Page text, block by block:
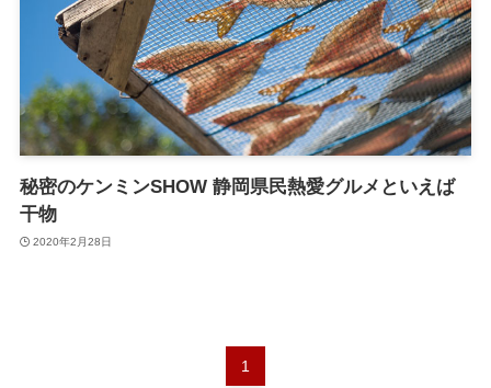
秘密のケンミンSHOW 静岡県民熱愛グルメといえば
干物
2020年2月28日
1